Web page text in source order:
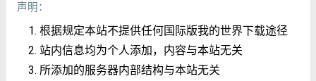
声明：
根据规定本站不提供任何国际版我的世界下载途径
站内信息均为个人添加，内容与本站无关
所添加的服务器内部结构与本站无关